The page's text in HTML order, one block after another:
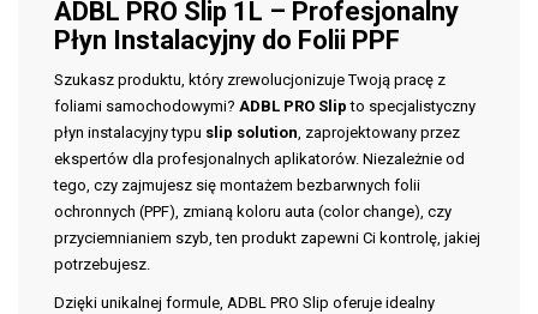
ADBL PRO Slip 1L – Profesjonalny
Płyn Instalacyjny do Folii PPF
Szukasz produktu, który zrewolucjonizuje Twoją pracę z
foliami samochodowymi? ADBL PRO Slip to specjalistyczny
płyn instalacyjny typu slip solution, zaprojektowany przez
ekspertów dla profesjonalnych aplikatorów. Niezależnie od
tego, czy zajmujesz się montażem bezbarwnych folii
ochronnych (PPF), zmianą koloru auta (color change), czy
przyciemnianiem szyb, ten produkt zapewni Ci kontrolę, jakiej
potrzebujesz.
Dzięki unikalnej formule, ADBL PRO Slip oferuje idealny